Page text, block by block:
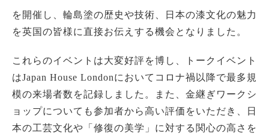
を開催し、輪島塗の歴史や技術、日本の漆文化の魅力
を英国の皆様に直接お伝えする機会となりました。
これらのイベントは大変好評を博し、トークイベント
はJapan House Londonにおいてコロナ禍以降で最多規
模の来場者数を記録しました。また、金継ぎワークシ
ョップについても参加者から高い評価をいただき、日
本の工芸文化や「修復の美学」に対する関心の高さを